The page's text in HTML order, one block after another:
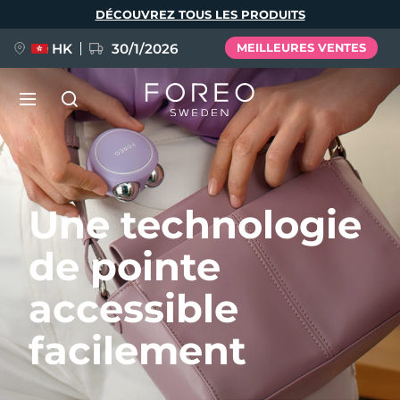
Une technologie
de pointe
accessible
facilement
DÉCOUVREZ TOUS LES PRODUITS
HK 30/1/2026 MEILLEURES VENTES
NOUVEAU
FLIP™ play advanced
POPULAIRE
LUNA™ 4
Anti-aging massage
LUNA™ 4 Plus
Anti-aging massage, LED heating
LUNA™ 4 Men
For men, anti-aging massage
LUNA™ 4 mini
BEAR™ 2
Microcurrent toning device
BEAR™ 2 go
UFO™ 3
Deep facial hydration device
FAQ™ Dual LED Panel
Langue
English Deutsch
Español
Français
Italiano
Português
Polski
Svenska
Русский
Türkçe
简体中文 繁體中文